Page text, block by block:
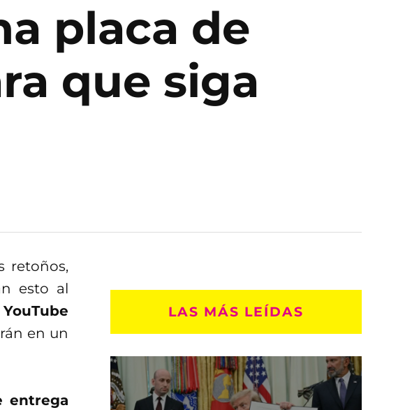
placa de
que siga
retoños,
esto al
en un
entrega
LAS MÁS LEÍDAS